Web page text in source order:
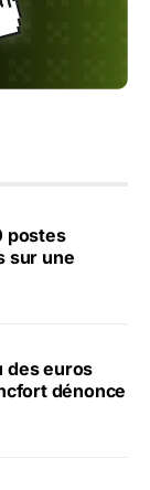
postes
sur une
des euros
dénonce